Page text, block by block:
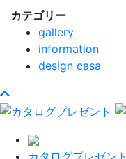
カテゴリー
gallery
information
design casa
カタログプレゼント